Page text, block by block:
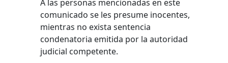
A las personas mencionadas en este
comunicado se les presume inocentes,
mientras no exista sentencia
condenatoria emitida por la autoridad
judicial competente.